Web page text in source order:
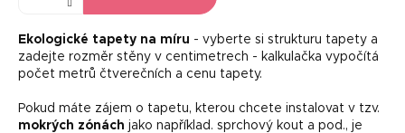
Ekologické tapety na míru - vyberte si strukturu tapety a
zadejte rozměr stěny v centimetrech - kalkulačka vypočítá
počet metrů čtverečních a cenu tapety.
Pokud máte zájem o tapetu, kterou chcete instalovat v tzv.
mokrých zónách jako například. sprchový kout a pod., je